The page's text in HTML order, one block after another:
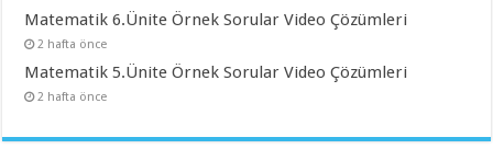
Matematik 6.Ünite Örnek Sorular Video Çözümleri
2 hafta önce
Matematik 5.Ünite Örnek Sorular Video Çözümleri
2 hafta önce